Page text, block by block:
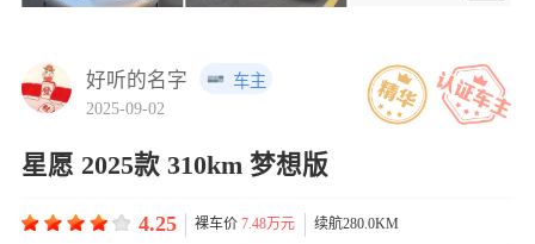
好听的名字
车主
2025-09-02
星愿 2025款 310km 梦想版
4.25 裸车价7.48万元 续航280.0KM